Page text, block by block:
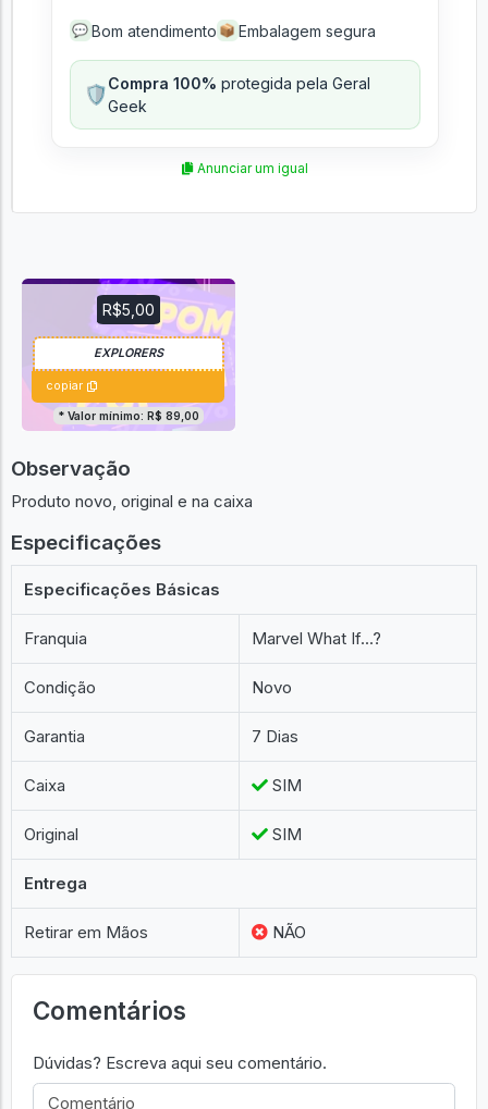
💬 Bom atendimento 📦 Embalagem segura
🛡️Compra 100% protegida pela Geral
Geek
Anunciar um igual
R$5,00
copiar
* Valor mínimo: R$ 89,00
Observação
Produto novo, original e na caixa
Especificações
Especificações Básicas
Franquia Marvel What If...?
Condição Novo
Garantia 7 Dias
Caixa SIM
Original SIM
Entrega
Retirar em Mãos NÃO
Comentários
Dúvidas? Escreva aqui seu comentário.